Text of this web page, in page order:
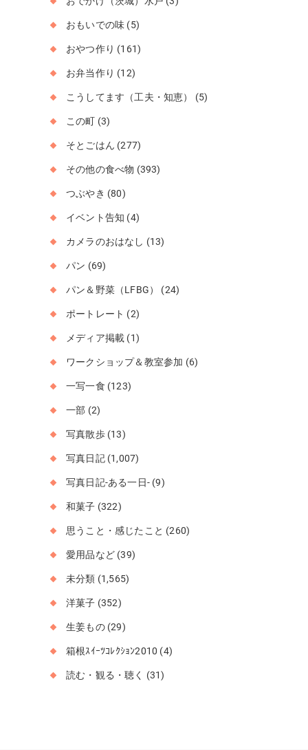
おもいでの味 (5)
おやつ作り (161)
お弁当作り (12)
こうしてます（工夫・知恵） (5)
この町 (3)
そとごはん (277)
その他の食べ物 (393)
つぶやき (80)
イベント告知 (4)
カメラのおはなし (13)
パン (69)
パン＆野菜（LFBG） (24)
ポートレート (2)
メディア掲載 (1)
ワークショップ＆教室参加 (6)
一写一食 (123)
一部 (2)
写真散歩(13)
写真日記(1,007)
写真日記-ある一日- (9)
和菓子 (322)
思うこと・感じたこと (260)
愛用品など (39)
未分類 (1,565)
洋菓子 (352)
生姜もの(29)
箱根ｽｲｰﾂｺﾚｸｼｮﾝ2010 (4)
読む・観る・聴く (31)